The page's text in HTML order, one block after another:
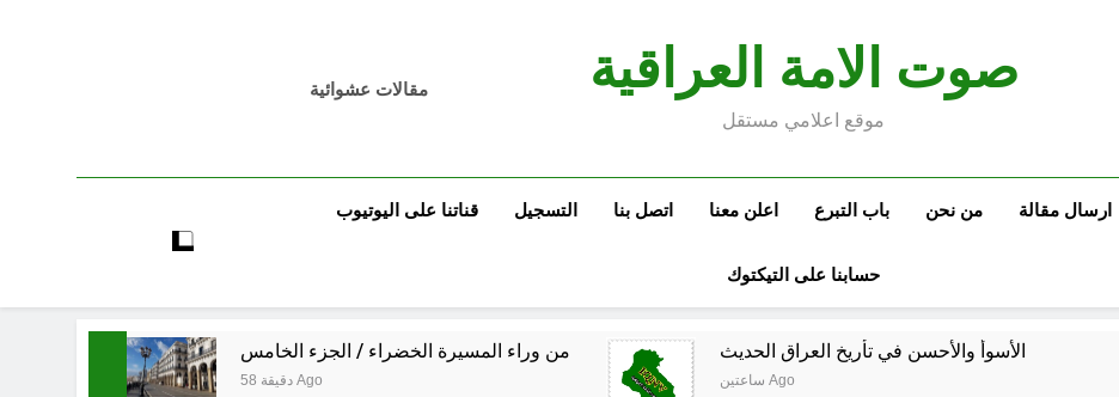
صوت الامة العراقية
موقع اعلامي مستقل
مقالات عشوائية
ارسال مقالة من نحن باب التبرع اعلن معنا اتصل بنا التسجيل قناتنا على اليوتيوب
حسابنا على التيكتوك
من وراء المسيرة الخضراء / الجزء الخامس
58 دقيقة Ago
الأسوأ والأحسن في تأريخ العراق الحديث
ساعتين Ago